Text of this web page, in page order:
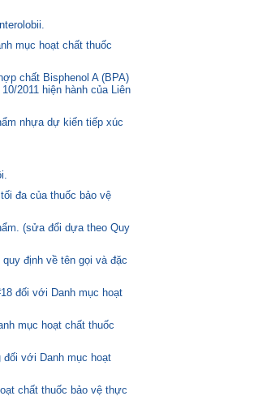
mục hoạt chất thuốc
chất Bisphenol A (BPA)
2011 hiện hành của Liên
nhựa dự kiến tiếp xúc
đa của thuốc bảo vệ
(sửa đổi dựa theo Quy
định về tên gọi và đặc
đối với Danh mục hoạt
mục hoạt chất thuốc
đối với Danh mục hoạt
chất thuốc bảo vệ thực